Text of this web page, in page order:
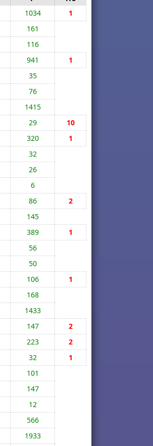
1034
1
161
116
941
1
35
76
1415
29
10
320
1
32
26
6
86
2
145
389
1
56
50
106
1
168
1433
147
2
223
2
32
1
101
147
12
566
1933